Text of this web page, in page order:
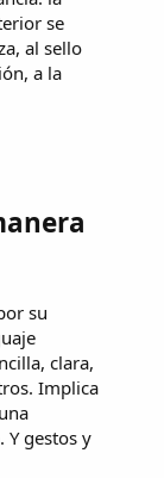
se
al sello
a la
su
clara,
Implica
Y gestos y